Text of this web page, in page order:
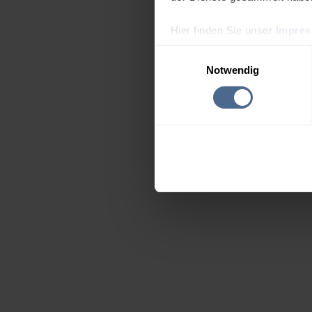
Hier finden Sie unser
Notwendig